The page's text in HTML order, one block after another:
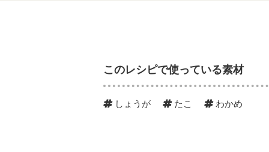
このレシピで使っている素材
しょうが たこ わかめ